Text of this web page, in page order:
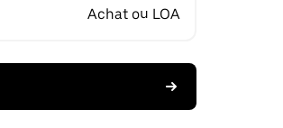
Achat ou LOA